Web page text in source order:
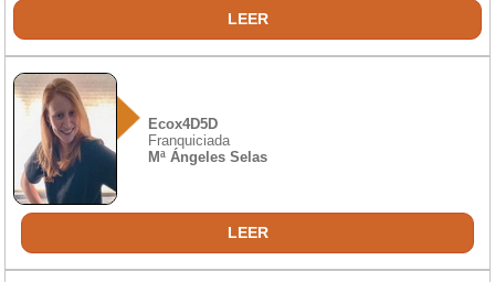
LEER
Ecox4D5D
Franquiciada
Mª Ángeles Selas
LEER